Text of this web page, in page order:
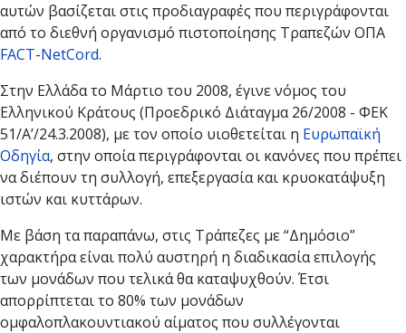
αυτών βασίζεται στις προδιαγραφές που περιγράφονται
από το διεθνή οργανισμό πιστοποίησης Τραπεζών ΟΠΑ
FACT-NetCord.
Στην Ελλάδα το Μάρτιο του 2008, έγινε νόμος του
Ελληνικού Κράτους (Προεδρικό Διάταγμα 26/2008 - ΦΕΚ
51/Α’/24.3.2008), με τον οποίο υιοθετείται η Ευρωπαϊκή
Οδηγία, στην οποία περιγράφονται οι κανόνες που πρέπει
να διέπουν τη συλλογή, επεξεργασία και κρυοκατάψυξη
ιστών και κυττάρων.
Με βάση τα παραπάνω, στις Τράπεζες με “Δημόσιο”
χαρακτήρα είναι πολύ αυστηρή η διαδικασία επιλογής
των μονάδων που τελικά θα καταψυχθούν. Έτσι
απορρίπτεται το 80% των μονάδων
ομφαλοπλακουντιακού αίματος που συλλέγονται